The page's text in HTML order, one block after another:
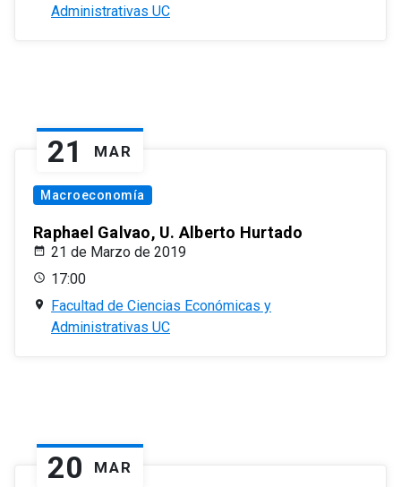
Administrativas UC
21 MAR
Macroeconomía
Raphael Galvao, U. Alberto Hurtado
21 de Marzo de 2019
17:00
Facultad de Ciencias Económicas y
Administrativas UC
20 MAR